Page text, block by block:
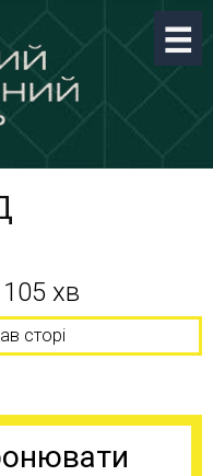
хв
сторі